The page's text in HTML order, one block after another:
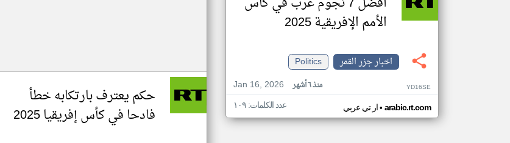
الأمم الإفريقية 2025
اخبار جزر القمر
Politics
Jan 16, 2026
منذ ٦ أشهر YD16SE
ار تي عربي• arabic.rt.com عدد الكلمات: ١٠٩
حكم يعترف بارتكابه خطأ
فادحا في كأس إفريقيا 2025